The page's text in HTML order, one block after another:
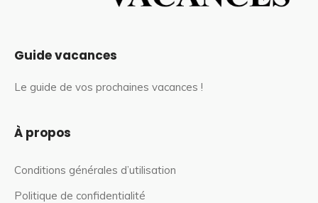
Guide vacances
Le guide de vos prochaines vacances !
À propos
Conditions générales d’utilisation
Politique de confidentialité